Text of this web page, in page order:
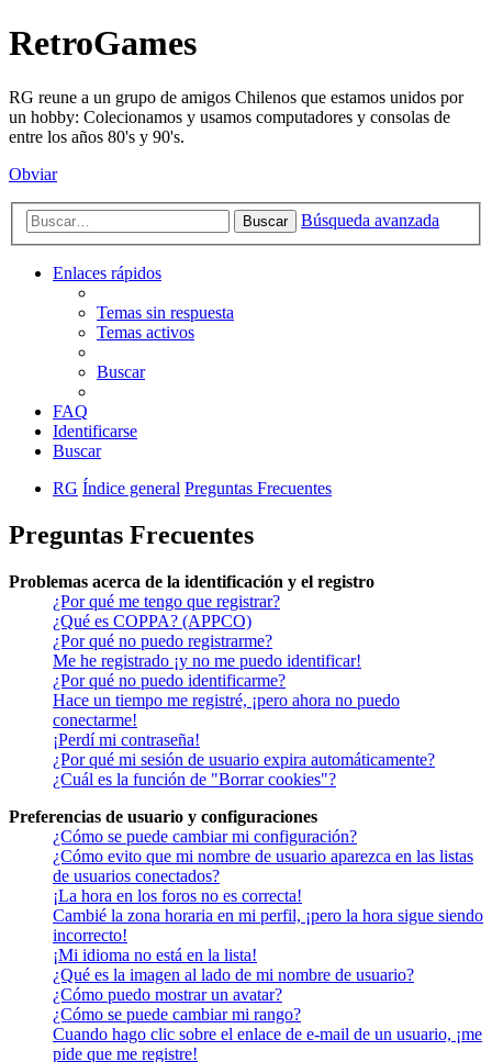
RetroGames
RG reune a un grupo de amigos Chilenos que estamos unidos por
un hobby: Colecionamos y usamos computadores y consolas de
entre los años 80's y 90's.
Obviar
Buscar Búsqueda avanzada
Enlaces rápidos
Temas sin respuesta
Temas activos
Buscar
FAQ
Identificarse
Buscar
RG Índice general Preguntas Frecuentes
Preguntas Frecuentes
Problemas acerca de la identificación y el registro
¿Por qué me tengo que registrar?
¿Qué es COPPA? (APPCO)
¿Por qué no puedo registrarme?
Me he registrado ¡y no me puedo identificar!
¿Por qué no puedo identificarme?
Hace un tiempo me registré, ¡pero ahora no puedo
conectarme!
¡Perdí mi contraseña!
¿Por qué mi sesión de usuario expira automáticamente?
¿Cuál es la función de "Borrar cookies"?
Preferencias de usuario y configuraciones
¿Cómo se puede cambiar mi configuración?
¿Cómo evito que mi nombre de usuario aparezca en las listas
de usuarios conectados?
¡La hora en los foros no es correcta!
Cambié la zona horaria en mi perfil, ¡pero la hora sigue siendo
incorrecto!
¡Mi idioma no está en la lista!
¿Qué es la imagen al lado de mi nombre de usuario?
¿Cómo puedo mostrar un avatar?
¿Cómo se puede cambiar mi rango?
Cuando hago clic sobre el enlace de e-mail de un usuario, ¡me
pide que me registre!